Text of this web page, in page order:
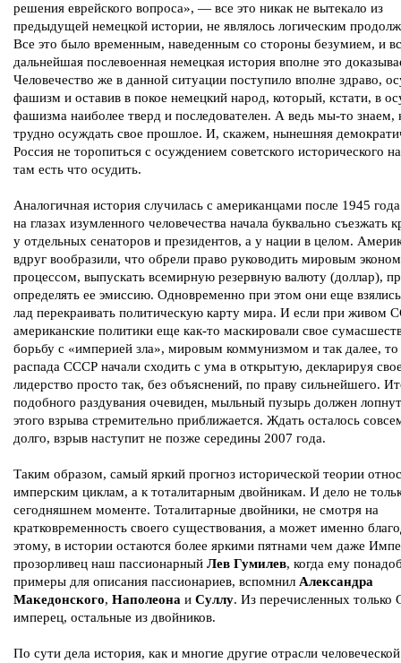
решения еврейского вопроса», — все это никак не вытекало из
предыдущей немецкой истории, не являлось логическим
Все это было временным, наведенным со стороны безумием, и
дальнейшая послевоенная немецкая история вполне это
Человечество же в данной ситуации поступило вполне здраво,
фашизм и оставив в покое немецкий народ, который, кстати, в
фашизма наиболее тверд и последователен. А ведь мы-то знаем,
трудно осуждать свое прошлое. И, скажем, нынешняя
Россия не торопиться с осуждением советского исторического
там есть что осудить.
Аналогичная история случилась с американцами после 1945
на глазах изумленного человечества начала буквально съезжать
у отдельных сенаторов и президентов, а у нации в целом.
вдруг вообразили, что обрели право руководить мировым
процессом, выпускать всемирную резервную валюту (доллар),
определять ее эмиссию. Одновременно при этом они еще
лад перекраивать политическую карту мира. И если при живом
американские политики еще как-то маскировали свое
борьбу с «империей зла», мировым коммунизмом и так далее, то
распада СССР начали сходить с ума в открытую, декларируя
лидерство просто так, без объяснений, по праву сильнейшего.
подобного раздувания очевиден, мыльный пузырь должен
этого взрыва стремительно приближается. Ждать осталось
долго, взрыв наступит не позже середины 2007 года.
Таким образом, самый яркий прогноз исторической теории
имперским циклам, а к тоталитарным двойникам. И дело не
сегодняшнем моменте. Тоталитарные двойники, не смотря на
кратковременность своего существования, а может именно
этому, в истории остаются более яркими пятнами чем даже
прозорливец наш пассионарный Лев Гумилев, когда ему
примеры для описания пассионариев, вспомнил Александра
Македонского, Наполеона и Суллу. Из перечисленных только
имперец, остальные из двойников.
По сути дела история, как и многие другие отрасли